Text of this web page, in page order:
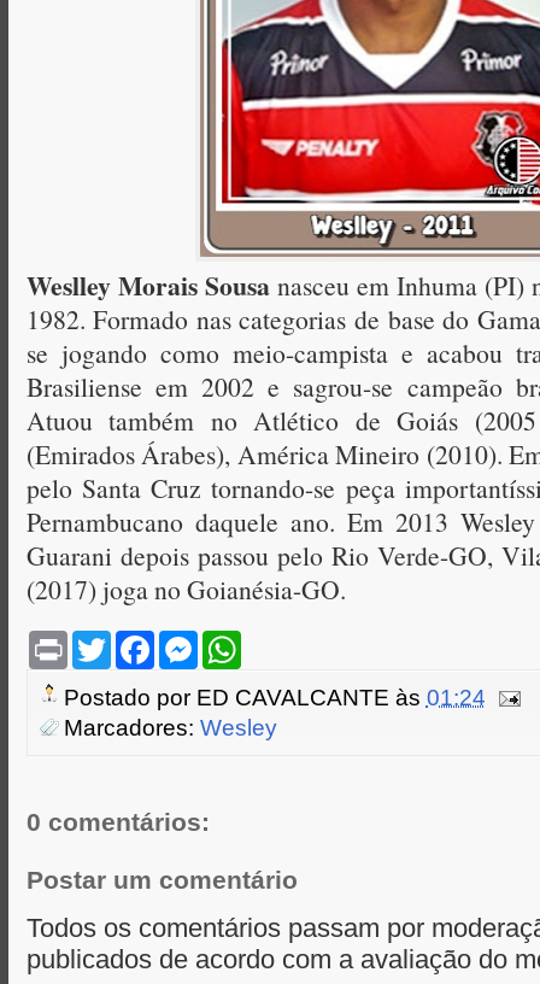
Weslley Morais Sousanasceu em Inhuma (PI)
1982. Formado nas categorias de base do
se jogando como meio-campista e acabou
Brasiliense em 2002 e sagrou-se campeão
Atuou também no Atlético de Goiás
(Emirados Árabes), América Mineiro (2010).
pelo Santa Cruz tornando-se peça
Pernambucano daquele ano. Em 2013
Guarani depois passou pelo Rio Verde-GO,
(2017) joga no Goianésia-GO.
P
n
t
T
w
t
e
F
e
b
o
M
s
e
n
W
t
s
A
Postado por ED CAVALCANTE às 01:24
Marcadores: Wesley
0 comentários:
Postar um comentário
Todos os comentários passam por
publicados de acordo com a avaliação do